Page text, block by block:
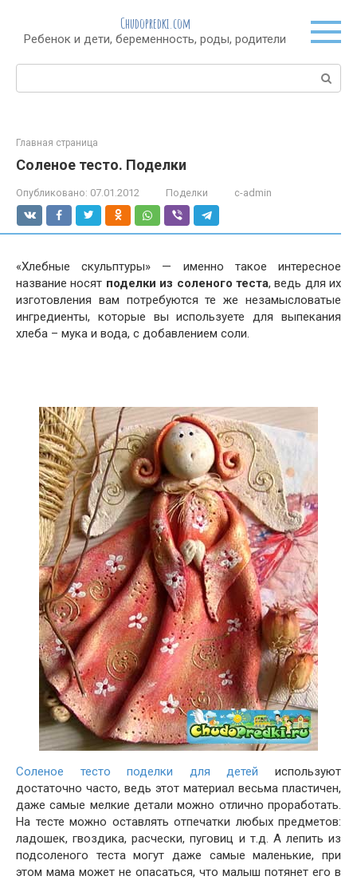
контенту
Chudopredki.com
Ребенок и дети, беременность, роды, родители
Поиск:
Главная страница
Соленое тесто. Поделки
Опубликовано: 07.01.2012 Поделки c-admin
«Хлебные скульптуры» — именно такое интересное
название носят поделки из соленого теста, ведь для их
изготовления вам потребуются те же незамысловатые
ингредиенты, которые вы используете для выпекания
хлеба – мука и вода, с добавлением соли.
Соленое тесто поделки для детей используют
достаточно часто, ведь этот материал весьма пластичен,
даже самые мелкие детали можно отлично проработать.
На тесте можно оставлять отпечатки любых предметов:
ладошек, гвоздика, расчески, пуговиц и т.д. А лепить из
подсоленого теста могут даже самые маленькие, при
этом мама может не опасаться, что малыш потянет его в